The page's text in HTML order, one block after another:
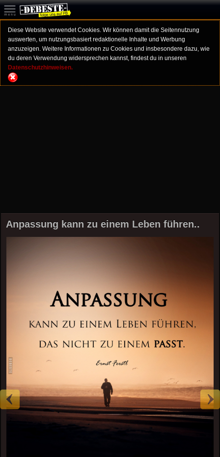
Diese Website verwendet Cookies. Wir können damit die Seitennutzung
auswerten, um nutzungsbasiert redaktionelle Inhalte und Werbung
anzuzeigen. Weitere Informationen zu Cookies und insbesondere dazu, wie
du deren Verwendung widersprechen kannst, findest du in unseren
Datenschutzhinweisen.
Anpassung kann zu einem Leben führen..